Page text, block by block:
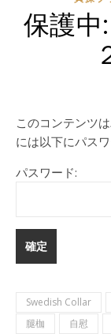
保護中
このコンテンツ
には以下にパス
パスワード:
Swedish Collar
腿枷
自慰